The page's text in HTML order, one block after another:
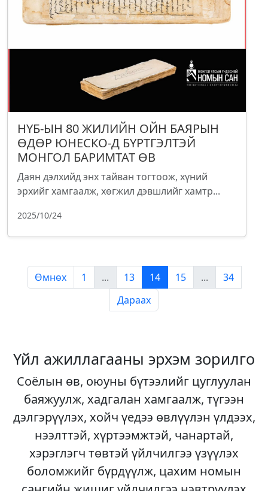
НҮБ-ЫН 80 ЖИЛИЙН ОЙН БАЯРЫН
ӨДӨР ЮНЕСКО-Д БҮРТГЭЛТЭЙ
МОНГОЛ БАРИМТАТ ӨВ
Даян дэлхийд энх тайван тогтоож, хүний
эрхийг хамгаалж, хөгжил дэвшлийг хамтр...
2025/10/24
Өмнөх 1 ... 13 14 15 ...
34
Дараах
Үйл ажиллагааны эрхэм зорилго
Соёлын өв, оюуны бүтээлийг цуглуулан
баяжуулж, хадгалан хамгаалж, түгээн
дэлгэрүүлэх, хойч үедээ өвлүүлэн үлдээх,
нээлттэй, хүртээмжтэй, чанартай,
хэрэглэгч төвтэй үйлчилгээ үзүүлэх
боломжийг бүрдүүлж, цахим номын